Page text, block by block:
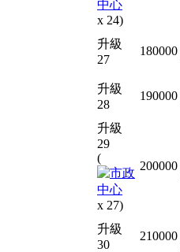
x 24)
升級
27
180000
升級
28
190000
升級
29
(
x 27)
200000
升級
30
210000